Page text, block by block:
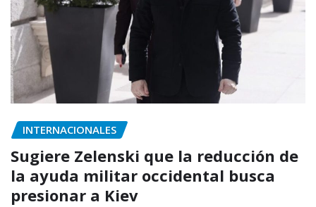
INTERNACIONALES
Sugiere Zelenski que la reducción de
la ayuda militar occidental busca
presionar a Kiev